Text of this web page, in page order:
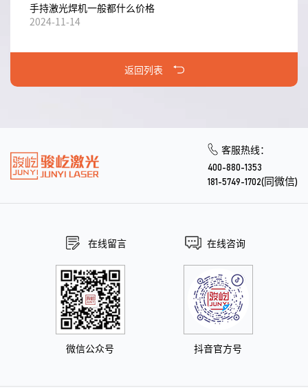
手持激光焊机一般都什么价格
2024-11-14
返回列表
客服热线：
400-880-1353
181-5749-1702(同微信)
在线留言 在线咨询
微信公众号 抖音官方号